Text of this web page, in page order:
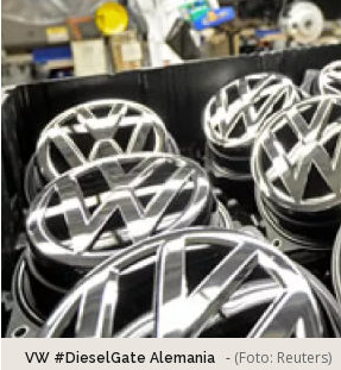
VW #DieselGate Alemania - (Foto: Reuters)